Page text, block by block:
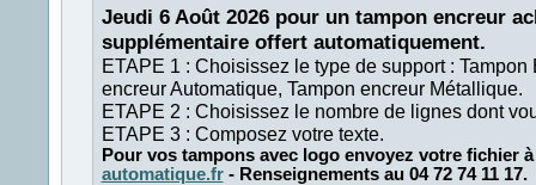
Jeudi 6 Août 2026 pour un tampon encreur
supplémentaire offert automatiquement.
ETAPE 1 : Choisissez le type de support : Tampon
encreur Automatique, Tampon encreur Métallique.
ETAPE 2 : Choisissez le nombre de lignes dont
ETAPE 3 : Composez votre texte.
Pour vos tampons avec logo envoyez votre fichier
automatique.fr- Renseignements au 04 72 74 11 17.